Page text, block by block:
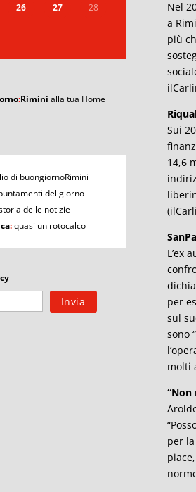
26 27 28
:Riminialla tua Home
di buongiornoRimini
del giorno
delle notizie
:quasi un rotocalco
Nel
a
più
Sui
14,6
L’ex
per
sul
sono
molti
per